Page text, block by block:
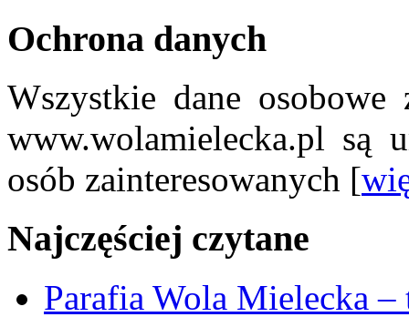
Ochrona danych
Wszystkie dane osobowe
www.wolamielecka.pl są
osób zainteresowanych [
Najczęściej czytane
Parafia Wola Mielecka